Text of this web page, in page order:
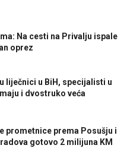
Na cesti na Privalju ispale
oprez
liječnici u BiH, specijalisti u
i dvostruko veća
prometnice prema Posušju i
gotovo 2 milijuna KM